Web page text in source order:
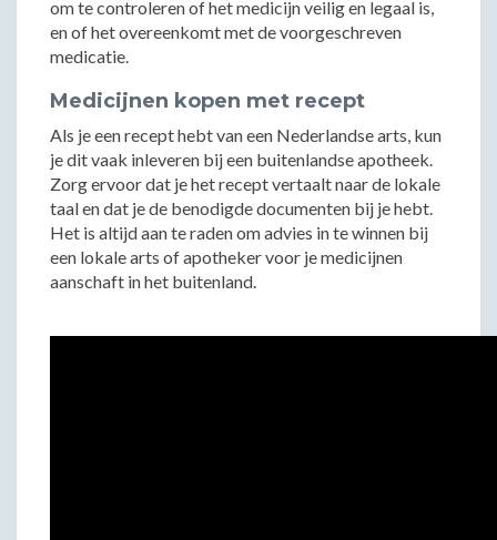
om te controleren of het medicijn veilig en legaal is,
en of het overeenkomt met de voorgeschreven
medicatie.
Medicijnen kopen met recept
Als je een recept hebt van een Nederlandse arts, kun
je dit vaak inleveren bij een buitenlandse apotheek.
Zorg ervoor dat je het recept vertaalt naar de lokale
taal en dat je de benodigde documenten bij je hebt.
Het is altijd aan te raden om advies in te winnen bij
een lokale arts of apotheker voor je medicijnen
aanschaft in het buitenland.